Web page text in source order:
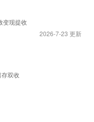
变现提收
2026-7-23 更新
双收